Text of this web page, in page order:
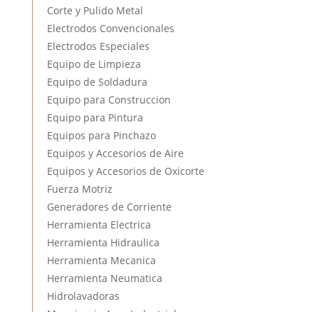
Corte y Pulido Metal
Electrodos Convencionales
Electrodos Especiales
Equipo de Limpieza
Equipo de Soldadura
Equipo para Construccion
Equipo para Pintura
Equipos para Pinchazo
Equipos y Accesorios de Aire
Equipos y Accesorios de Oxicorte
Fuerza Motriz
Generadores de Corriente
Herramienta Electrica
Herramienta Hidraulica
Herramienta Mecanica
Herramienta Neumatica
Hidrolavadoras